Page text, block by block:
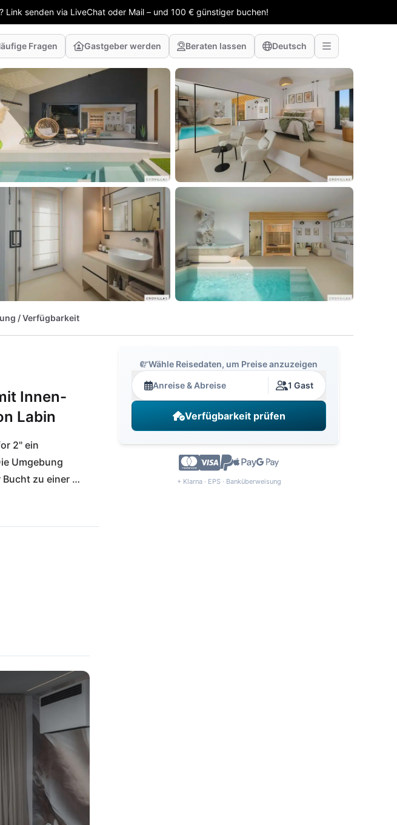
Link senden via LiveChat oder Mail – und 100 € günstiger buchen!
Fragen Gastgeber werden Beraten lassen Deutsch
/ Verfügbarkeit
Innen-
Labin
2" ein
Umgebung
zu einer
Gefühl
Wellness-
Wähle Reisedaten, um Preise anzuzeigen
Anreise & Abreise 1 Gast
Verfügbarkeit prüfen
+ Klarna · EPS · Banküberweisung